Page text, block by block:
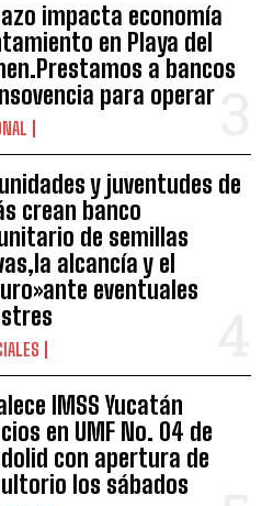
impacta economía
en Playa del
a bancos
para operar
y juventudes de
crean banco
de semillas
alcancía y el
eventuales
IMSS Yucatán
en UMF No. 04 de
con apertura de
los sábados